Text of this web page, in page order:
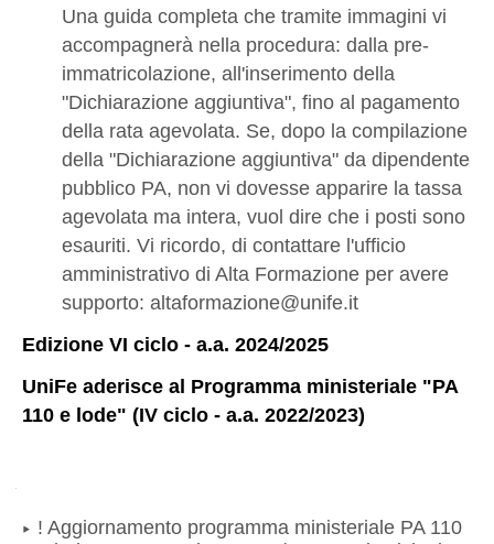
Una guida completa che tramite immagini vi
accompagnerà nella procedura: dalla pre-
immatricolazione, all'inserimento della
"Dichiarazione aggiuntiva", fino al pagamento
della rata agevolata. Se, dopo la compilazione
della "Dichiarazione aggiuntiva" da dipendente
pubblico PA, non vi dovesse apparire la tassa
agevolata ma intera, vuol dire che i posti sono
esauriti. Vi ricordo, di contattare l'ufficio
amministrativo di Alta Formazione per avere
supporto: altaformazione@unife.it
Edizione VI ciclo - a.a. 2024/2025
UniFe aderisce al Programma ministeriale "PA
110 e lode" (IV ciclo - a.a. 2022/2023)
! Aggiornamento programma ministeriale PA 110